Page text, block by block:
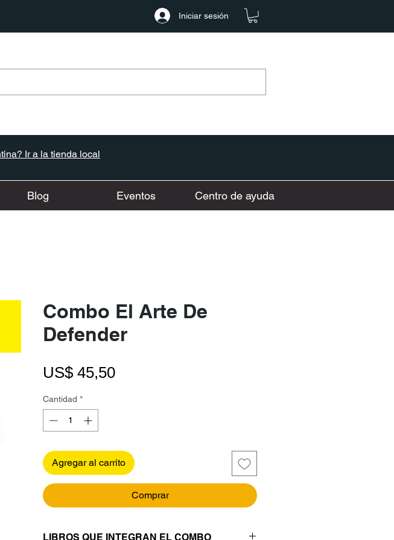
Iniciar sesión
Ir a la tienda local
Blog Eventos Centro de ayuda
Combo El Arte De
Defender
US$ 45,50Precio
Cantidad *
Agregar al carrito
Comprar
LIBROS QUE INTEGRAN EL COMBO